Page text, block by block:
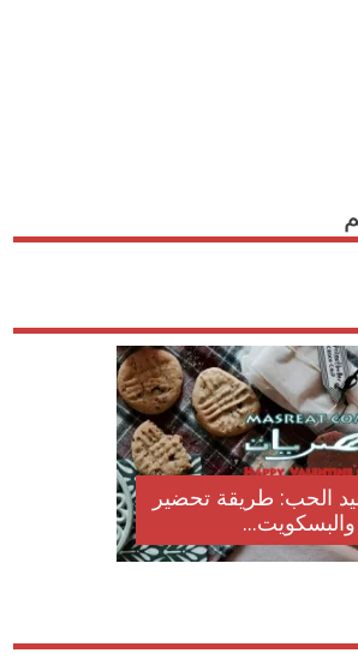
الحب: طريقة تحضير